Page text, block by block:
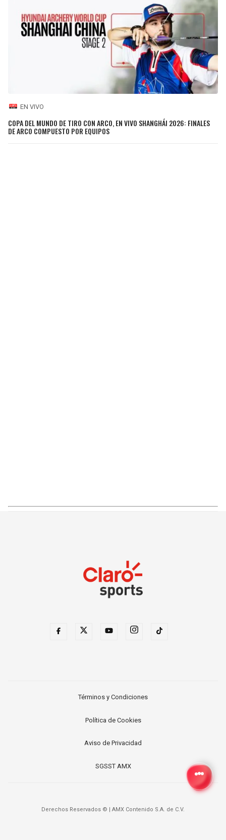
EN VIVO
COPA DEL MUNDO DE TIRO CON ARCO, EN VIVO SHANGHÁI 2026: FINALES
DE ARCO COMPUESTO POR EQUIPOS
Términos y Condiciones
Política de Cookies
Aviso de Privacidad
SGSST AMX
Derechos Reservados © AMX Contenido S.A. de C.V.